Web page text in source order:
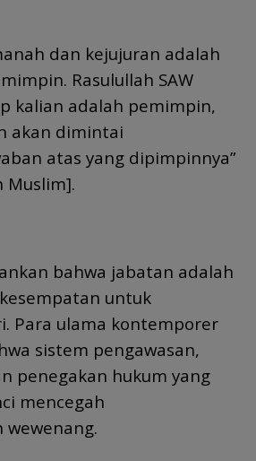
dan kejujuran adalah
Rasulullah SAW
kalian adalah pemimpin,
akan dimintai
atas yang dipimpinnya”
Muslim].
bahwa jabatan adalah
untuk
Para ulama kontemporer
sistem pengawasan,
penegakan hukum yang
mencegah
wewenang.